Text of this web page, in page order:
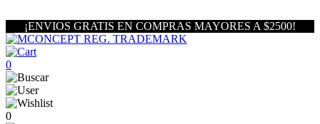
¡ENVIOS GRATIS EN COMPRAS MAYORES A $2500!
0
0